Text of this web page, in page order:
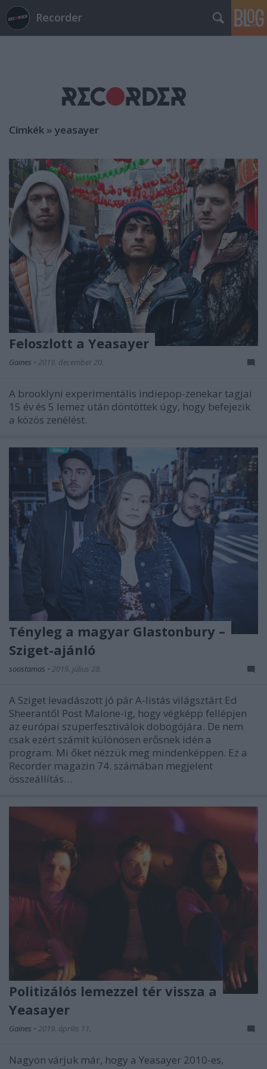
Recorder
Címkék » yeasayer
Feloszlott a Yeasayer
Gaines • 2019. december 20.
A brooklyni experimentális indiepop-zenekar tagjai
15 év és 5 lemez után döntöttek úgy, hogy befejezik
a közös zenélést.
Tényleg a magyar Glastonbury –
Sziget-ajánló
soostamas • 2019. július 28.
A Sziget levadászott jó pár A-listás világsztárt Ed
Sheerantől Post Malone-ig, hogy végképp fellépjen
az európai szuperfesztiválok dobogójára. De nem
csak ezért számít különösen erősnek idén a
program. Mi őket nézzük meg mindenképpen. Ez a
Recorder magazin 74. számában megjelent
összeállítás…
Politizálós lemezzel tér vissza a
Yeasayer
Gaines • 2019. április 11.
Nagyon várjuk már, hogy a Yeasayer 2010-es,